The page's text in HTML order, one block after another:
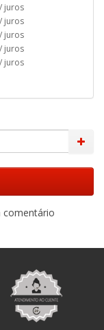
juros
juros
juros
juros
juros
comentário